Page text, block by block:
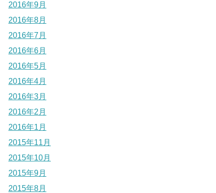
2016年9月
2016年8月
2016年7月
2016年6月
2016年5月
2016年4月
2016年3月
2016年2月
2016年1月
2015年11月
2015年10月
2015年9月
2015年8月